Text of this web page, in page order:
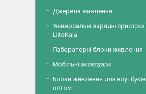
Джерела живлення
Універсальні зарядні пристрої
LiitoKala
Лабораторні блоки живлення
Мобільні аксесуари
Блоки живлення для ноутбуків
оптом